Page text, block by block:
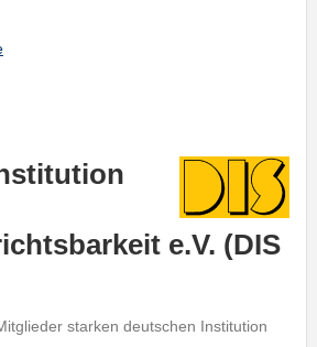
e.V. (DIS
starken deutschen Institution